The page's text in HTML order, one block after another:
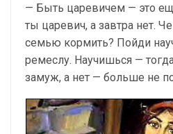
— Быть царевичем — это
ты царевич, а завтра нет.
семью кормить? Пойди
ремеслу. Научишься —
замуж, а нет — больше не